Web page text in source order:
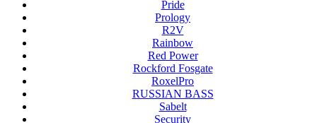
Pride
Prology
R2V
Rainbow
Red Power
Rockford Fosgate
RoxelPro
RUSSIAN BASS
Sabelt
Security